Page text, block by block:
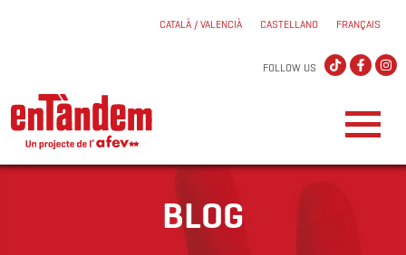
CATALÀ / VALENCIÀ CASTELLANO FRANÇAIS
FOLLOW US
BLOG